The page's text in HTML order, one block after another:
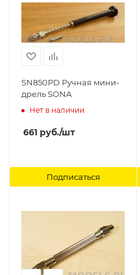
SN850PD Ручная мини-
дрель SONA
Нет в наличии
661 руб./шт
Подписаться